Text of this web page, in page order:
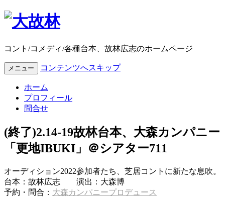
コント/コメディ/各種台本、故林広志のホームページ
メニュー コンテンツへスキップ
ホーム
プロフィール
問合せ
(終了)2.14-19故林台本、大森カンパニー
「更地IBUKI」＠シアター711
オーディション2022参加者たち、芝居コントに新たな息吹。
台本：故林広志 演出：大森博
予約・問合： 大森カンパニープロデュース